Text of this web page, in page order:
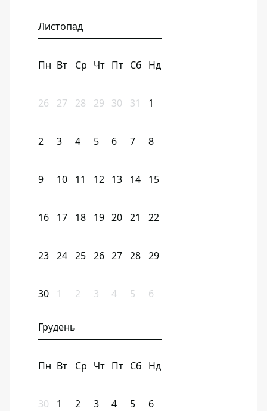
Листопад
Пн Вт Ср Чт Пт Сб Нд
26 27 28 29 30 31 1
2 3 4 5 6 7 8
9 10 11 12 13 14 15
16 17 18 19 20 21 22
23 24 25 26 27 28 29
30 1 2 3 4 5 6
Грудень
Пн Вт Ср Чт Пт Сб Нд
30 1 2 3 4 5 6